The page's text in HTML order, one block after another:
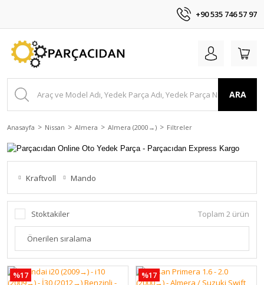
+90 535 746 57 97
ARA
Anasayfa Nissan Almera Almera (2000 →) Filtreler
Kraftvoll Mando
Stoktakiler Toplam 2 ürün
%17 %17